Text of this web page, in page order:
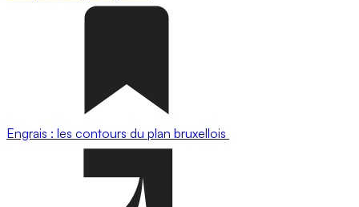
Engrais : les contours du plan bruxellois